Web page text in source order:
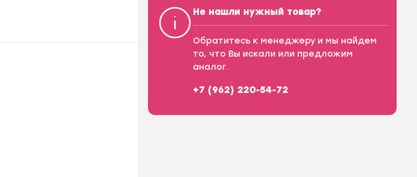
Не нашли нужный товар?
Обратитесь к менеджеру и мы найдем
то, что Вы искали или предложим
аналог.
+7 (962) 220-54-72